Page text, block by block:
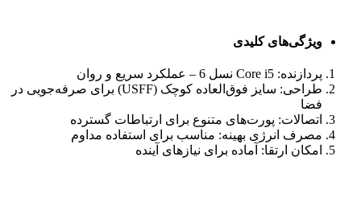
ویژگی‌های کلیدی
پردازنده: Core i5 نسل 6 – عملکرد سریع و روان
طراحی: سایز فوق‌العاده کوچک (USFF) برای صرفه‌جویی در
فضا
اتصالات: پورت‌های متنوع برای ارتباطات گسترده
مصرف انرژی بهینه: مناسب برای استفاده مداوم
امکان ارتقا: آماده برای نیازهای آینده